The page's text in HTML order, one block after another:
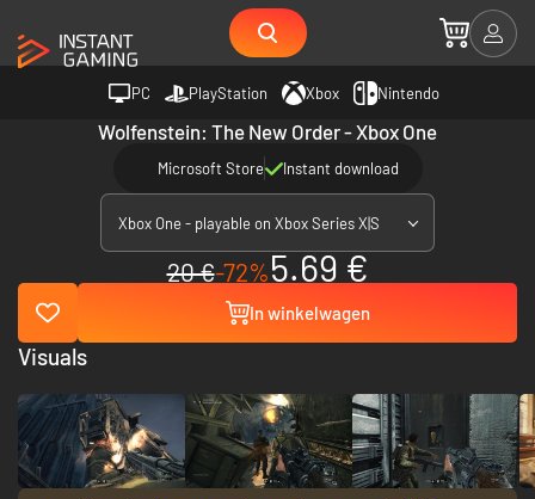
PC PlayStation Xbox Nintendo
Wolfenstein: The New Order - Xbox One
Microsoft Store Instant download
Xbox One - playable on Xbox Series X|S
20 €-72%5.69 €
In winkelwagen
Visuals